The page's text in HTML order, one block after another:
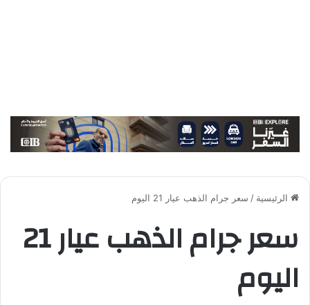
الرئيسية / سعر جرام الذهب عيار 21 اليوم
سعر جرام الذهب عيار 21
اليوم